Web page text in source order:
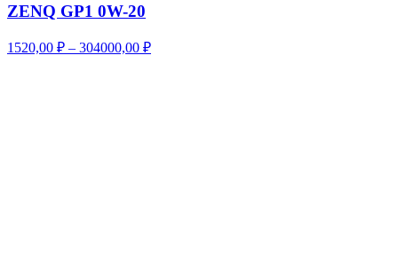
ZENQ GP1 0W-20
1520,00 ₽ – 304000,00 ₽Диапазон